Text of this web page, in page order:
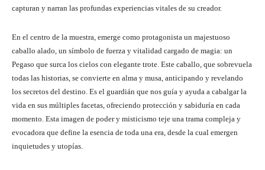
capturan y narran las profundas experiencias vitales de su creador.
En el centro de la muestra, emerge como protagonista un majestuoso
caballo alado, un símbolo de fuerza y vitalidad cargado de magia: un
Pegaso que surca los cielos con elegante trote. Este caballo, que sobrevuela
todas las historias, se convierte en alma y musa, anticipando y revelando
los secretos del destino. Es el guardián que nos guía y ayuda a cabalgar la
vida en sus múltiples facetas, ofreciendo protección y sabiduría en cada
momento. Esta imagen de poder y misticismo teje una trama compleja y
evocadora que define la esencia de toda una era, desde la cual emergen
inquietudes y utopías.